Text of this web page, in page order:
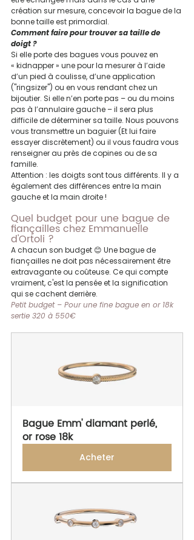
création sur mesure, concevoir la bague de la
bonne taille est primordial.
Comment faire pour trouver sa taille de
doigt ?
Si elle porte des bagues vous pouvez en
« kidnapper » une pour la mesurer à l’aide
d’un pied à coulisse, d’une application
("ringsizer") ou en vous rendant chez un
bijoutier. Si elle n’en porte pas – ou du moins
pas à l’annulaire gauche – il sera plus
difficile de déterminer sa taille. Nous pouvons
vous transmettre un baguier (Et lui faire
essayer discrètement) ou il vous faudra vous
renseigner au près de copines ou de sa
famille.
Attention : les doigts sont tous différents. Il y a
également des différences entre la main
gauche et la main droite !
Quel budget pour une bague de
fiançailles chez Emmanuelle
d'Ortoli ?
A chacun son budget 😊 Une bague de
fiançailles ne doit pas nécessairement être
extravagante ou coûteuse. Ce qui compte
vraiment, c'est la pensée et la signification
qui se cachent derrière.
Petit budget – Pour une fine bague en or 18k
sertie 320 à 550€
Bague Emm' diamant perlé,
or rose 18k
Acheter